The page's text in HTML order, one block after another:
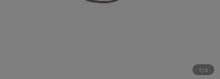
1/6